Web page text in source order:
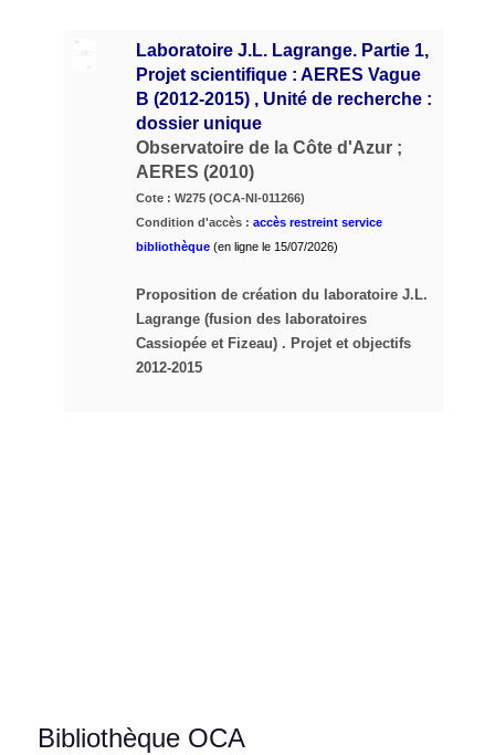
Laboratoire J.L. Lagrange. Partie 1,
Projet scientifique : AERES Vague
B (2012-2015) , Unité de recherche :
dossier unique
Observatoire de la Côte d'Azur ;
AERES (2010)
Cote : W275 (OCA-NI-011266)
Condition d'accès : accès restreint service
bibliothèque (en ligne le 15/07/2026)
Proposition de création du laboratoire J.L.
Lagrange (fusion des laboratoires
Cassiopée et Fizeau) . Projet et objectifs
2012-2015
Bibliothèque OCA